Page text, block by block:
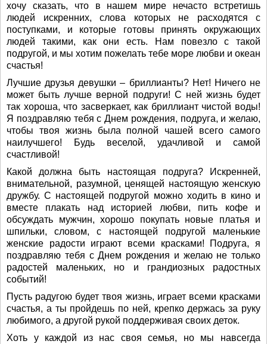
хочу сказать, что в нашем мире нечасто встретишь
людей искренних, слова которых не расходятся с
поступками, и которые готовы принять окружающих
людей такими, как они есть. Нам повезло с такой
подругой, и мы хотим пожелать тебе море любви и океан
счастья!
Лучшие друзья девушки – бриллианты? Нет! Ничего не
может быть лучше верной подруги! С ней жизнь будет
так хороша, что засверкает, как бриллиант чистой воды!
Я поздравляю тебя с Днем рождения, подруга, и желаю,
чтобы твоя жизнь была полной чашей всего самого
наилучшего! Будь веселой, удачливой и самой
счастливой!
Какой должна быть настоящая подруга? Искренней,
внимательной, разумной, ценящей настоящую женскую
дружбу. С настоящей подругой можно ходить в кино и
вместе плакать над историей любви, пить кофе и
обсуждать мужчин, хорошо покупать новые платья и
шпильки, словом, с настоящей подругой маленькие
женские радости играют всеми красками! Подруга, я
поздравляю тебя с Днем рождения и желаю не только
радостей маленьких, но и грандиозных радостных
событий!
Пусть радугою будет твоя жизнь, играет всеми красками
счастья, а ты пройдешь по ней, крепко держась за руку
любимого, а другой рукой поддерживая своих деток.
Хоть у каждой из нас своя семья, но мы навсегда